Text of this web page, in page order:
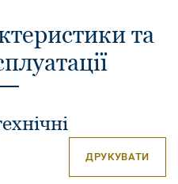
та
ДРУКУВАТИ